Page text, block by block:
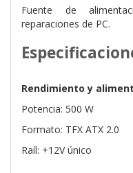
Fuente de
reparaciones de PC.
Rendimiento y
Potencia: 500 W
Formato: TFX ATX 2.0
Raíl: +12V único